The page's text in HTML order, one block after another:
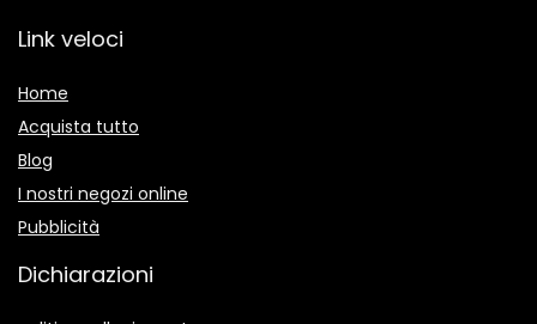
Link veloci
Home
Acquista tutto
Blog
I nostri negozi online
Pubblicità
Dichiarazioni